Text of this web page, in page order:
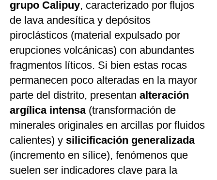
grupo Calipuy, caracterizado por flujos
de lava andesítica y depósitos
piroclásticos (material expulsado por
erupciones volcánicas) con abundantes
fragmentos líticos. Si bien estas rocas
permanecen poco alteradas en la mayor
parte del distrito, presentan alteración
argílica intensa(transformación de
minerales originales en arcillas por fluidos
calientes) y silicificación generalizada
(incremento en sílice), fenómenos que
suelen ser indicadores clave para la